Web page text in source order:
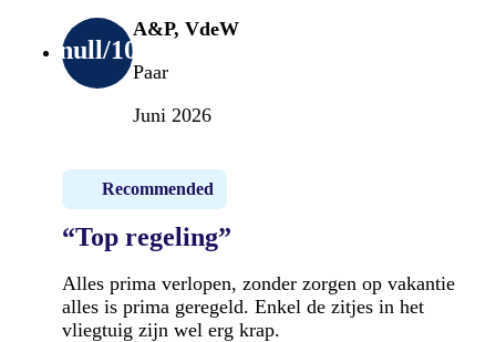
null/10
A&P, VdeW
Paar
Juni 2026
Recommended
“Top regeling”
Alles prima verlopen, zonder zorgen op vakantie
alles is prima geregeld. Enkel de zitjes in het
vliegtuig zijn wel erg krap.